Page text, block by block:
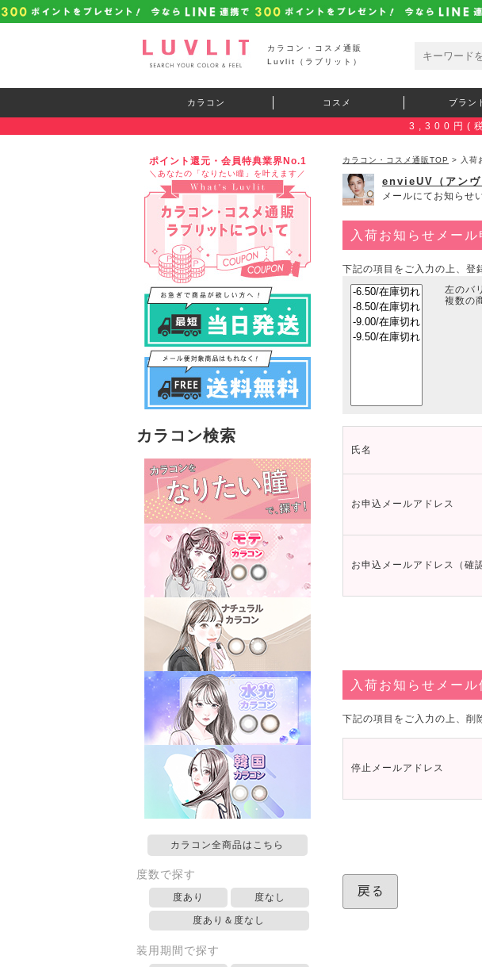
カラコン・コスメ通販
Luvlit（ラブリット）
カラコン コスメ ブラン
3,300円(
ポイント還元・会員特典業界No.1
＼あなたの「なりたい瞳」を叶えます／
カラコン検索
カラコン全商品はこちら
度数で探す
度あり 度なし
度あり＆度なし
装用期間で探す
カラコン・コスメ通販TOP > 入荷
envieUV（アンヴ
メールにてお知らせ
入荷お知らせメール
下記の項目をご入力の上、登
左のバ
複数の
氏名
お申込メールアドレス
お申込メールアドレス（確認
入荷お知らせメール
下記の項目をご入力の上、削
停止メールアドレス